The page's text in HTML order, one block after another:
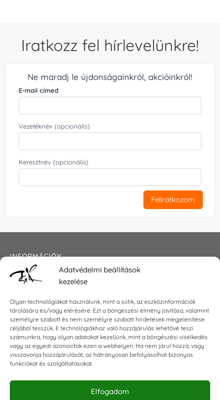
Adatvédelmi beállítások
kezelése
Olyan technológiákat használunk, mint a sütik, az eszközinformációk
tárolására és/vagy elérésére. Ezt a böngészési élmény javítása, valamint
személyre szabott és nem személyre szabott hirdetések megjelenítése
céljából tesszük. E technológiákhoz való hozzájárulás lehetővé teszi
számunkra, hogy olyan adatokat kezeljünk, mint a böngészési viselkedés
vagy az egyedi azonosítók ezen a webhelyen. Ha nem járul hozzá, vagy
visszavonja hozzájárulását, az hátrányosan befolyásolhat bizonyos
funkciókat és szolgáltatásokat.
Elfogadom
Iratkozz fel hírlevelünkre!
Ne maradj le újdonságainkról, akcióinkról!
E-mail címed
Vezetéknév (opcionális)
Keresztnév (opcionális)
Feliratkozom
INFORMÁCIÓK
Általános szerződési feltételek
Impresszum
KAPCSOLAT
E-mail:shop@torokszilvi.com
Telefon: +36 30 6767872